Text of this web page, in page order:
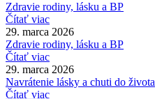
Zdravie rodiny, lásku a BP
Čítať viac
29. marca 2026
Zdravie rodiny, lásku a BP
Čítať viac
29. marca 2026
Navrátenie lásky a chuti do života
Čítať viac